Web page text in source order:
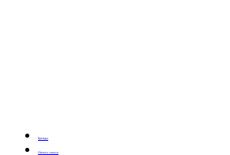
Бренды
Оплата заказа